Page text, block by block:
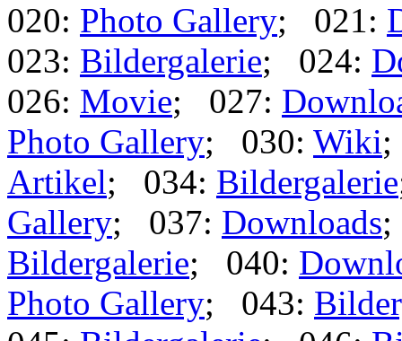
020: Photo Gallery; 021:
023: Bildergalerie; 024:
026: Movie; 027:
Photo Gallery; 030: Wiki
Artikel; 034: Bildergalerie
Gallery; 037: Downloads
Bildergalerie; 040:
Photo Gallery; 043: